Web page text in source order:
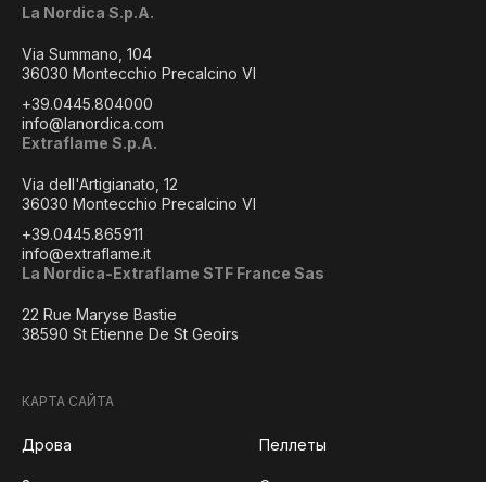
La Nordica S.p.A.
Via Summano, 104
36030 Montecchio Precalcino VI
+39.0445.804000
info@lanordica.com
Extraflame S.p.A.
Via dell'Artigianato, 12
36030 Montecchio Precalcino VI
+39.0445.865911
info@extraflame.it
La Nordica-Extraflame STF France Sas
22 Rue Maryse Bastie
38590 St Etienne De St Geoirs
КАРТА САЙТА
Дрова Пеллеты